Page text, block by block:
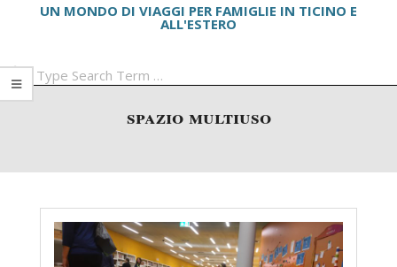
UN MONDO DI VIAGGI PER FAMIGLIE IN TICINO E
ALL'ESTERO
spazio multiuso